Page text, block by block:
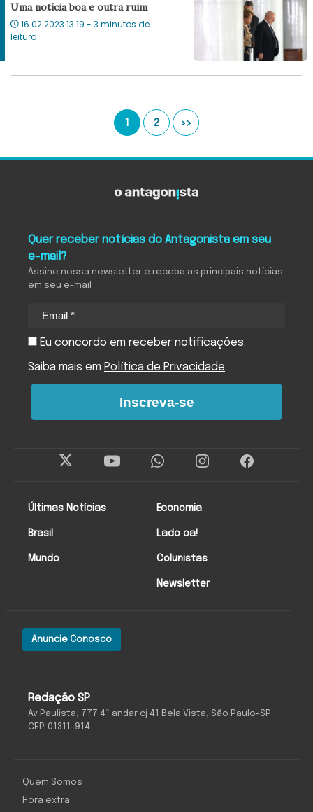
Uma notícia boa e outra ruim
16.02.2023 13:19 - 3 minutos de
leitura
1 2 >>
Redação SP
Av Paulista, 777 4º andar cj 41 Bela Vista, São Paulo-SP
CEP: 01311-914
Anuncie Conosco
Últimas Notícias
Brasil
Mundo
Economia
Lado oa!
Colunistas
Newsletter
Quer receber notícias do Antagonista em seu
e-mail?
Assine nossa newsletter e receba as principais notícias
em seu e-mail
Eu concordo em receber notificações.
Saiba mais em Política de Privacidade.
Inscreva-se
Quem Somos
Hora extra